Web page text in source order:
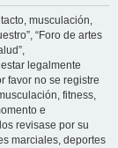
musculación,
“Foro de artes
legalmente
favor no se registre
fitness,
e
revisase por su
marciales, deportes